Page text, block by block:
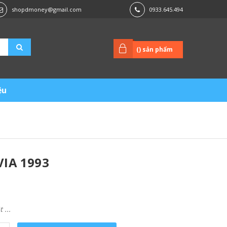
shopdmoney@gmail.com 0933.645.494
() sản phẩm
1993
...